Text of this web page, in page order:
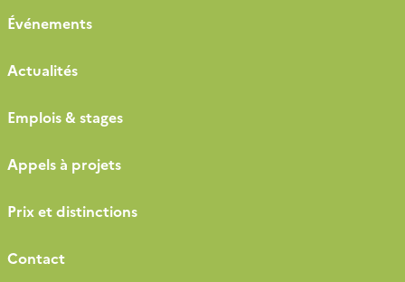
Événements
Actualités
Emplois & stages
Appels à projets
Prix et distinctions
Contact